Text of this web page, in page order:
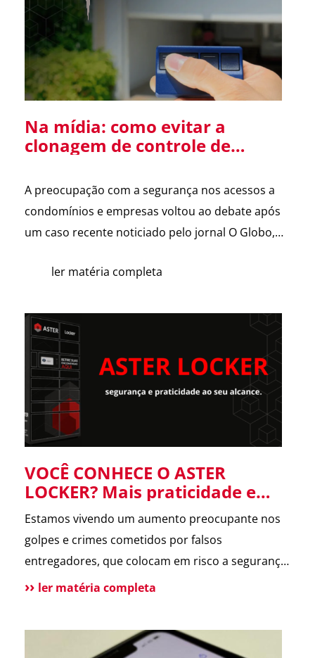
Na mídia: como evitar a
clonagem de controle de
A preocupação com a segurança nos acessos a
condomínios e empresas voltou ao debate após
um caso recente noticiado pelo jornal O Globo,
portão eletrônico em um assalto fatal em São
e contou com a participação da ASTER Sistemas
de Segurança, […]
ler matéria completa
VOCÊ CONHECE O ASTER
LOCKER? Mais praticidade e
segurança para suas entregas
no condomínio.
Estamos vivendo um aumento preocupante nos
golpes e crimes cometidos por falsos
entregadores, que colocam em risco a segurança
dos moradores e a rotina dos condomínios.
encomendas, eliminando o contato direto entre
ler matéria completa